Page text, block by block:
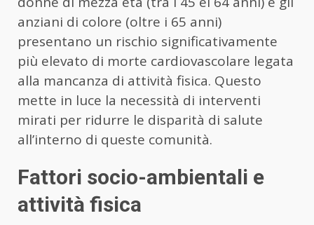
anziani di colore (oltre i 65 anni)
presentano un rischio significativamente
più elevato di morte cardiovascolare legata
alla mancanza di attività fisica. Questo
mette in luce la necessità di interventi
mirati per ridurre le disparità di salute
all’interno di queste comunità.
Fattori socio-ambientali e
attività fisica